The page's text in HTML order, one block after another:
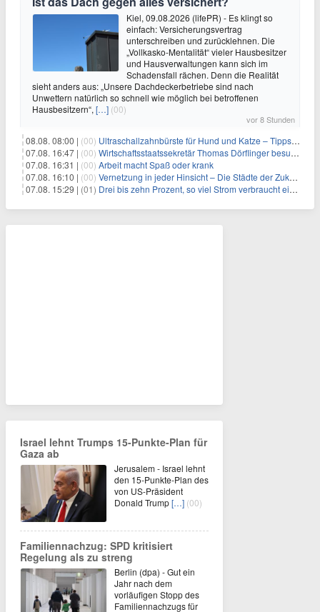
Kiel, 09.08.2026 (lifePR) - Es klingt so
einfach: Versicherungsvertrag
unterschreiben und zurücklehnen. Die
„Vollkasko-Mentalität“ vieler Hausbesitzer
und Hausverwaltungen kann sich im
Schadensfall rächen. Denn die Realität
sieht anders aus: „Unsere Dachdeckerbetriebe sind nach
Unwettern natürlich so schnell wie möglich bei betroffenen
Hausbesitzern“, […] (00)
vor 8 Stunden
08.08. 08:00 | (00) Ultraschallzahnbürste für Hund und Katze – Tipps zur erfolgreichen Eingewöhnung
07.08. 16:47 | (00) Wirtschaftsstaatssekretär Thomas Dörflinger besucht Handwerksbetrieb im Kammerbezirk Freiburg
07.08. 16:31 | (00) Arbeit macht Spaß oder krank
07.08. 16:10 | (00) Vernetzung in jeder Hinsicht – Die Städte der Zukunft sind grün-blau
07.08. 15:29 | (01) Drei bis zehn Prozent, so viel Strom verbraucht ein Aufzug im Gebäude
Israel lehnt Trumps 15-Punkte-Plan für
Gaza ab
Jerusalem - Israel lehnt
den 15-Punkte-Plan des
von US-Präsident
Donald Trump[…] (00)
Familiennachzug: SPD kritisiert
Regelung als zu streng
Berlin (dpa) - Gut ein
Jahr nach dem
vorläufigen Stopp des
Familiennachzugs für